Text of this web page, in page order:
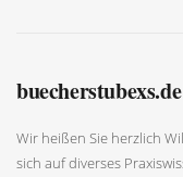
buecherstubexs.de
Wir heißen Sie herzlich
sich auf diverses